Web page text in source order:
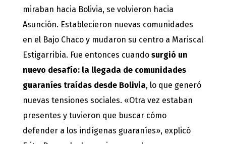
miraban hacia Bolivia, se volvieron hacia
Asunción. Establecieron nuevas comunidades
en el Bajo Chaco y mudaron su centro a Mariscal
Estigarribia. Fue entonces cuando surgió un
nuevo desafío: la llegada de comunidades
guaraníes traídas desde Bolivia, lo que generó
nuevas tensiones sociales. «Otra vez estaban
presentes y tuvieron que buscar cómo
defender a los indígenas guaraníes», explicó